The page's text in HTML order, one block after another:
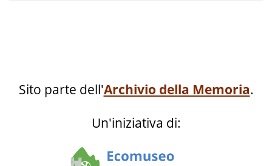
Sito parte dell'Archivio della Memoria.
Un'iniziativa di: